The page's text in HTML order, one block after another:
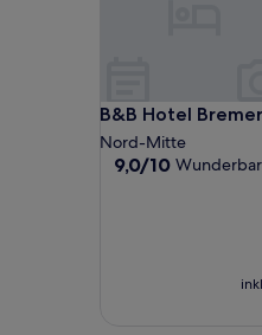
B&B Hotel
B&B Hotel
Nord-Mitte
9.0
9,0/10 Wunderbar